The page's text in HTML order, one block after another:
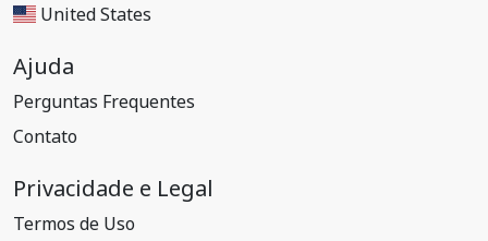
United States
Ajuda
Perguntas Frequentes
Contato
Privacidade e Legal
Termos de Uso